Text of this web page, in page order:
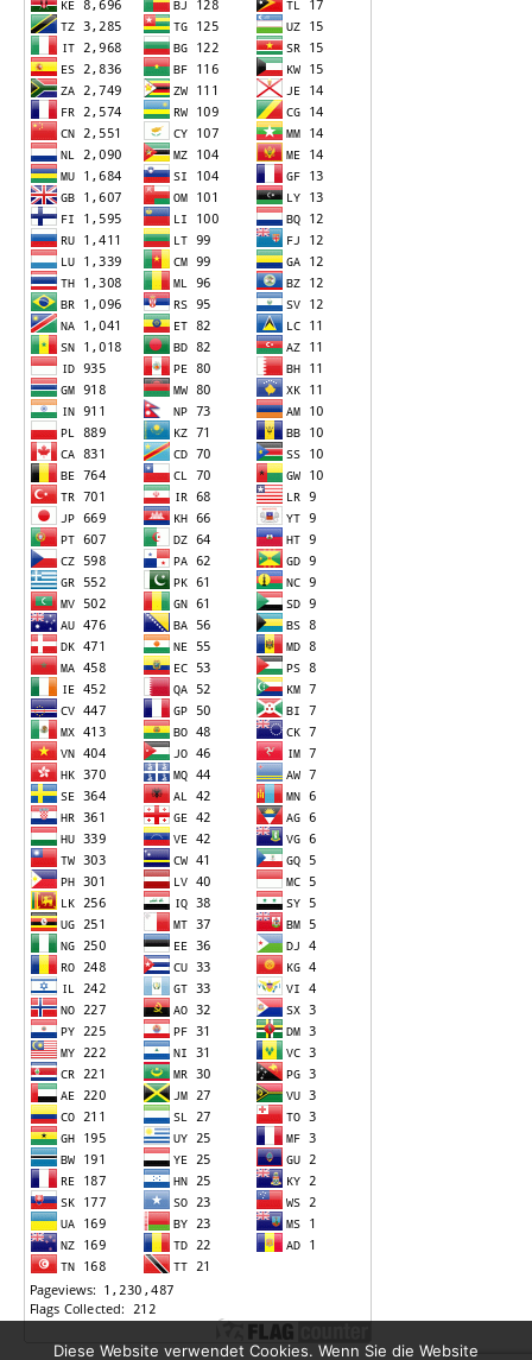
Diese Website verwendet Cookies. Wenn Sie die Website